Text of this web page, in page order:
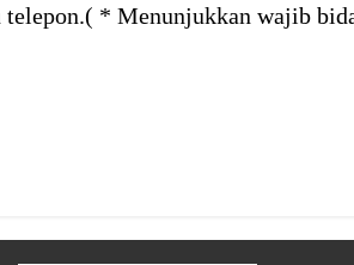
* Menunjukkan wajib